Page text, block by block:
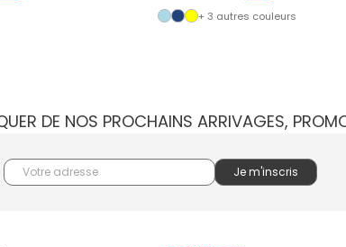
+ 3 autres couleurs
DE NOS PROCHAINS ARRIVAGES,